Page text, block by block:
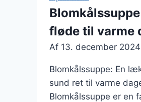
fløde til varme
Af 13. december 2024
Blomkålssuppe: En
sund ret til varme
Blomkålssuppe er en